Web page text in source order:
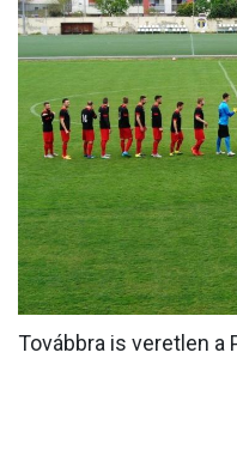
Továbbra is veretlen a